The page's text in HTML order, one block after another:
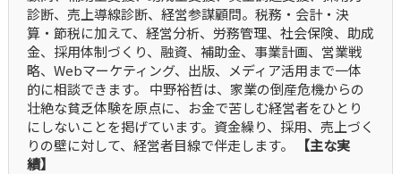
診断、売上導線診断、経営参謀顧問。税務・会計・決
算・節税に加えて、経営分析、労務管理、社会保険、助成
金、採用体制づくり、融資、補助金、事業計画、営業戦
略、Webマーケティング、出版、メディア活用まで一体
的に相談できます。 中野裕哲は、家業の倒産危機からの
壮絶な貧乏体験を原点に、お金で苦しむ経営者をひとり
にしないことを掲げています。資金繰り、採用、売上づく
りの壁に対して、経営者目線で伴走します。
【主な実
績】